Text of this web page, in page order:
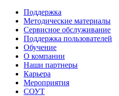
Поддержка
Методические материалы
Сервисное обслуживание
Поддержка пользователей
Обучение
О компании
Наши партнеры
Карьера
Мероприятия
СОУТ